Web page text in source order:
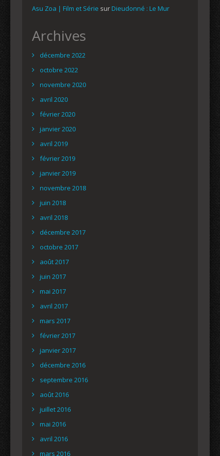
Asu Zoa | Film et Série surDieudonné : Le Mur
Archives
décembre 2022
octobre 2022
novembre 2020
avril 2020
février 2020
janvier 2020
avril 2019
février 2019
janvier 2019
novembre 2018
juin 2018
avril 2018
décembre 2017
octobre 2017
août 2017
juin 2017
mai 2017
avril 2017
mars 2017
février 2017
janvier 2017
décembre 2016
septembre 2016
août 2016
juillet 2016
mai 2016
avril 2016
mars 2016